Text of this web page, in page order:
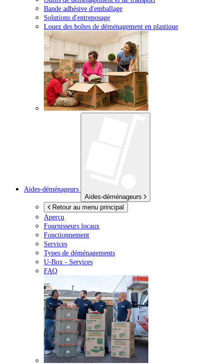
Bande adhésive d'emballage
Solutions d'entreposage
Louez des boîtes de déménagement en plastique
Aides-déménageurs
Aides-déménageurs
Retour au menu principal
Aperçu
Fournisseurs locaux
Fonctionnement
Services
Types de déménagements
U-Box - Services
FAQ